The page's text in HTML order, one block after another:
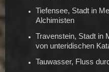
Tiefensee, Stadt in
Alchimisten
Travenstein, Stadt in
von unteridischen
Tauwasser, Fluss